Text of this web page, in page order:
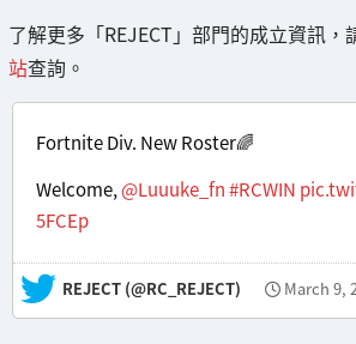
了解更多「REJECT」部門的成立資訊，
站查詢。
Fortnite Div. New Roster🌈
Welcome,@Luuuke_fn#RCWIN
5FCEp
— REJECT (@RC_REJECT) March 9,